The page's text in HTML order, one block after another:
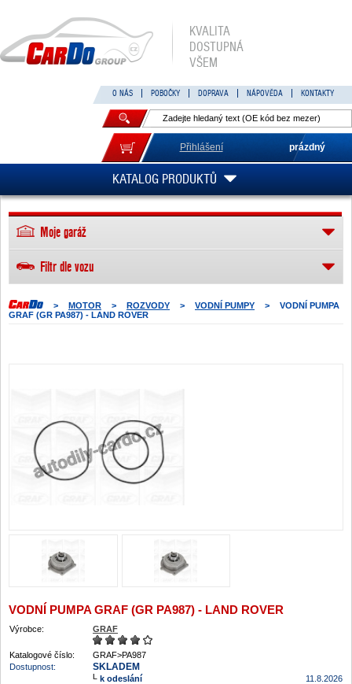
KVALITA
DOSTUPNÁ
VŠEM
O NÁS POBOČKY DOPRAVA NÁPOVĚDA KONTAKTY
Přihlášení prázdný
KATALOG PRODUKTŮ
> MOTOR > ROZVODY > VODNÍ PUMPY >
VODNÍ PUMPA
GRAF (GR PA987) - LAND ROVER
VODNÍ PUMPA GRAF (GR PA987) - LAND ROVER
Výrobce: GRAF
Katalogové číslo:
GRAF>PA987
Dostupnost:
SKLADEM
k odeslání
11.8.2026
Moje garáž
Filtr dle vozu